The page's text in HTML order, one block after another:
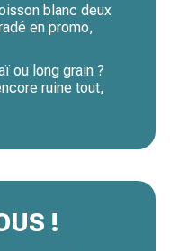
blanc deux
en promo,
ou long grain ?
ruine tout,
!